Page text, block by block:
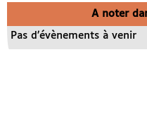
A noter
Pas d’évènements à venir